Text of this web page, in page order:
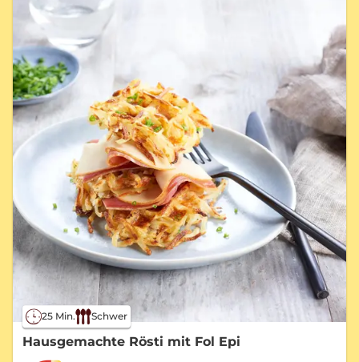
25 Min. Schwer
Hausgemachte Rösti mit Fol Epi